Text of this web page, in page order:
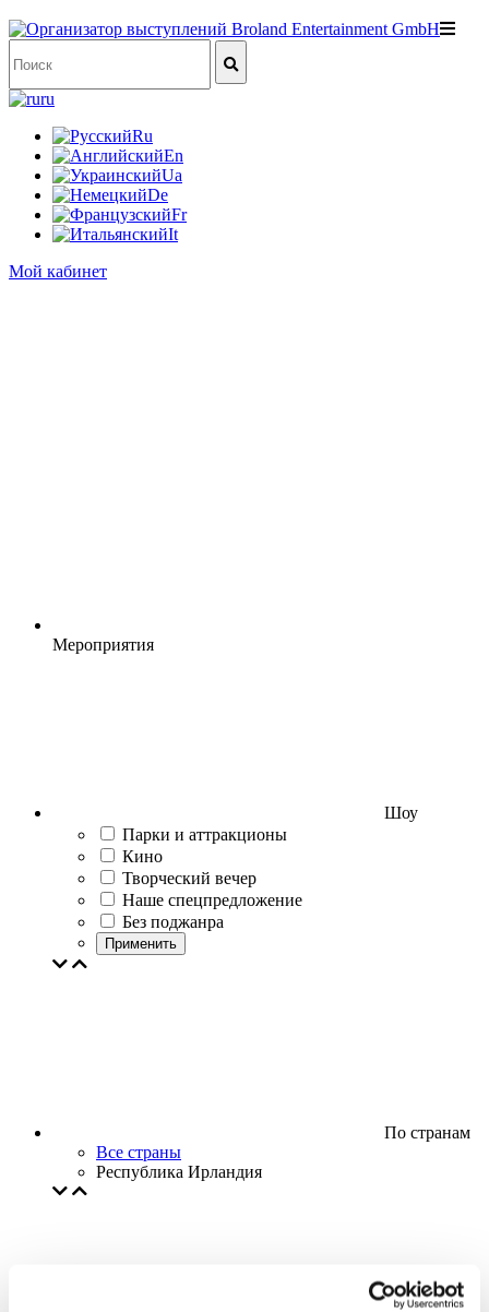
ru
Ru
En
Ua
De
Fr
It
Мой кабинет
Мероприятия
Шоу
Парки и аттракционы
Кино
Творческий вечер
Наше спецпредложение
Без поджанра
Применить
По странам
Все страны
Республика Ирландия